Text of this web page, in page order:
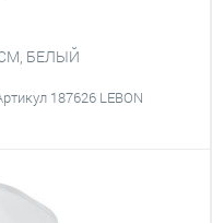
БЕЛЫЙ
187626 LEBON